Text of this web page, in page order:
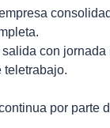
con
teletrabajo.
por parte